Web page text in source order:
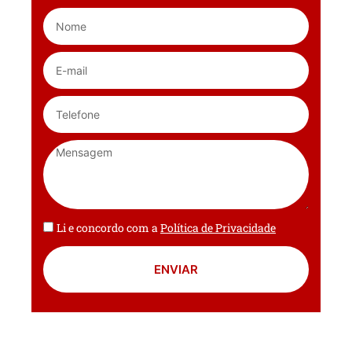
Li e concordo com aPolítica de Privacidade
ENVIAR